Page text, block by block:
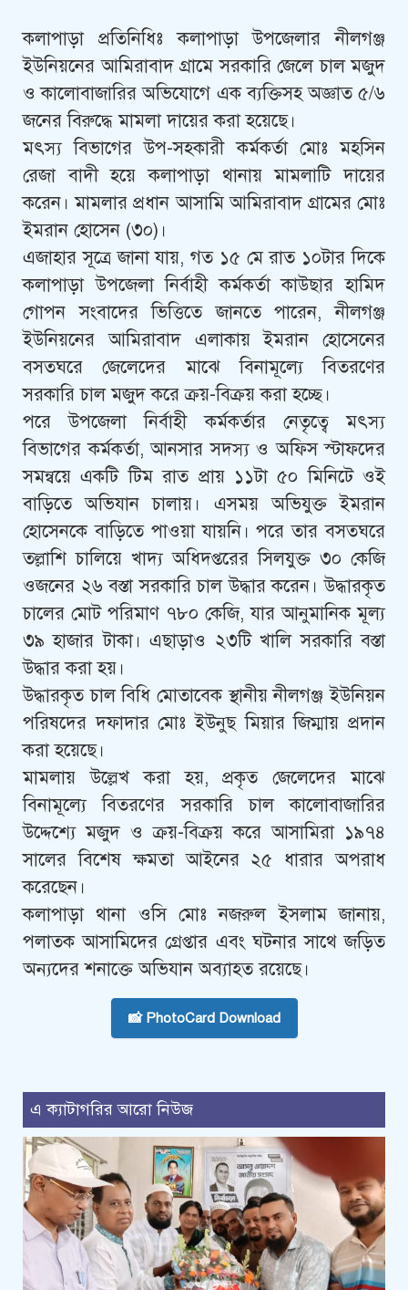
কলাপাড়া প্রতিনিধিঃ কলাপাড়া উপজেলার নীলগঞ্জ
ইউনিয়নের আমিরাবাদ গ্রামে সরকারি জেলে চাল মজুদ
ও কালোবাজারির অভিযোগে এক ব্যক্তিসহ অজ্ঞাত ৫/৬
জনের বিরুদ্ধে মামলা দায়ের করা হয়েছে।
মৎস্য বিভাগের উপ-সহকারী কর্মকর্তা মোঃ মহসিন
রেজা বাদী হয়ে কলাপাড়া থানায় মামলাটি দায়ের
করেন। মামলার প্রধান আসামি আমিরাবাদ গ্রামের মোঃ
ইমরান হোসেন (৩০)।
এজাহার সূত্রে জানা যায়, গত ১৫ মে রাত ১০টার দিকে
কলাপাড়া উপজেলা নির্বাহী কর্মকর্তা কাউছার হামিদ
গোপন সংবাদের ভিত্তিতে জানতে পারেন, নীলগঞ্জ
ইউনিয়নের আমিরাবাদ এলাকায় ইমরান হোসেনের
বসতঘরে জেলেদের মাঝে বিনামূল্যে বিতরণের
সরকারি চাল মজুদ করে ক্রয়-বিক্রয় করা হচ্ছে।
পরে উপজেলা নির্বাহী কর্মকর্তার নেতৃত্বে মৎস্য
বিভাগের কর্মকর্তা, আনসার সদস্য ও অফিস স্টাফদের
সমন্বয়ে একটি টিম রাত প্রায় ১১টা ৫০ মিনিটে ওই
বাড়িতে অভিযান চালায়। এসময় অভিযুক্ত ইমরান
হোসেনকে বাড়িতে পাওয়া যায়নি। পরে তার বসতঘরে
তল্লাশি চালিয়ে খাদ্য অধিদপ্তরের সিলযুক্ত ৩০ কেজি
ওজনের ২৬ বস্তা সরকারি চাল উদ্ধার করেন। উদ্ধারকৃত
চালের মোট পরিমাণ ৭৮০ কেজি, যার আনুমানিক মূল্য
৩৯ হাজার টাকা। এছাড়াও ২৩টি খালি সরকারি বস্তা
উদ্ধার করা হয়।
উদ্ধারকৃত চাল বিধি মোতাবেক স্থানীয় নীলগঞ্জ ইউনিয়ন
পরিষদের দফাদার মোঃ ইউনুছ মিয়ার জিম্মায় প্রদান
করা হয়েছে।
মামলায় উল্লেখ করা হয়, প্রকৃত জেলেদের মাঝে
বিনামূল্যে বিতরণের সরকারি চাল কালোবাজারির
উদ্দেশ্যে মজুদ ও ক্রয়-বিক্রয় করে আসামিরা ১৯৭৪
সালের বিশেষ ক্ষমতা আইনের ২৫ ধারার অপরাধ
করেছেন।
কলাপাড়া থানা ওসি মোঃ নজরুল ইসলাম জানায়,
পলাতক আসামিদের গ্রেপ্তার এবং ঘটনার সাথে জড়িত
অন্যদের শনাক্তে অভিযান অব্যাহত রয়েছে।
📸 PhotoCard Download
এ ক্যাটাগরির আরো নিউজ